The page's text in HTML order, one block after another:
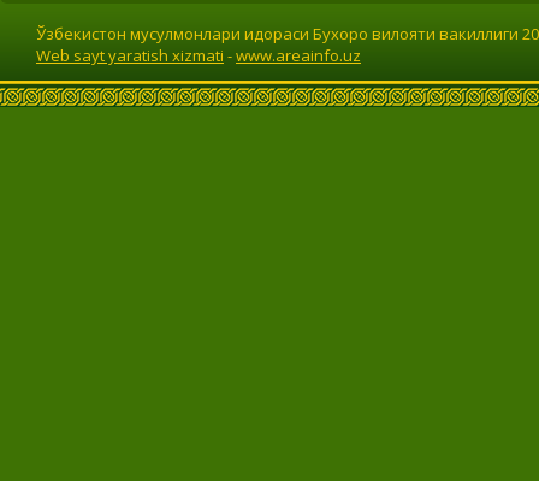
Ўзбекистон мусулмонлари идораси Бухоро вилояти вакиллиги
Web sayt yaratish xizmati -www.areainfo.uz